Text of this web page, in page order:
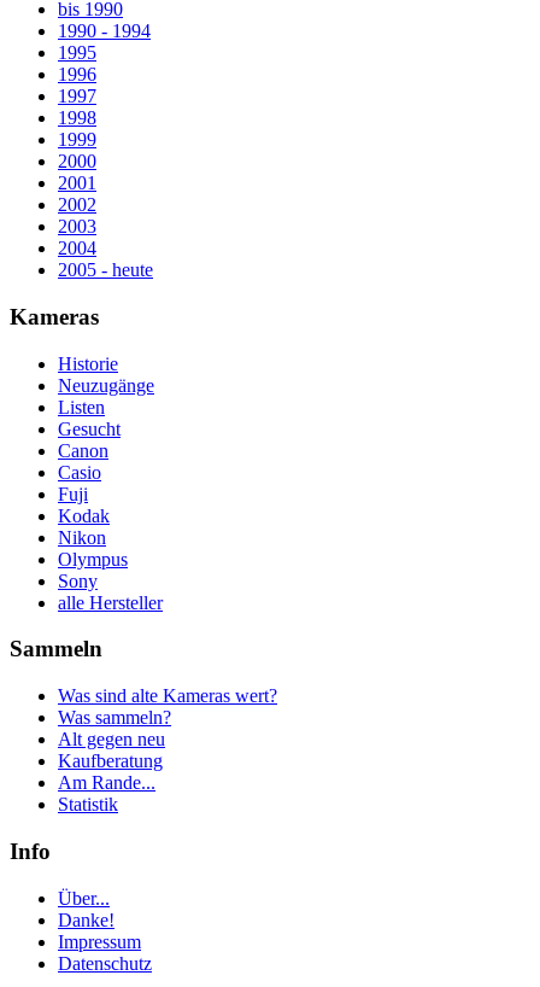
bis 1990
1990 - 1994
1995
1996
1997
1998
1999
2000
2001
2002
2003
2004
2005 - heute
Kameras
Historie
Neuzugänge
Listen
Gesucht
Canon
Casio
Fuji
Kodak
Nikon
Olympus
Sony
alle Hersteller
Sammeln
Was sind alte Kameras wert?
Was sammeln?
Alt gegen neu
Kaufberatung
Am Rande...
Statistik
Info
Über...
Danke!
Impressum
Datenschutz